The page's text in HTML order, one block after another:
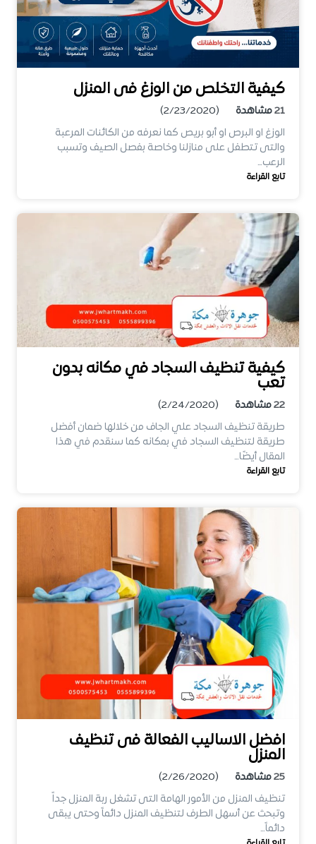
كيفية التخلص من الوزغ فى المنزل
21مشاهدة
(2/23/2020)
الوزغ او البرص او أبو بريص كما نعرفه من الكائنات المرعبة
والتى تتطفل على منازلنا وخاصة بفصل الصيف وتسبب
الرعب…
تابع القراءة
كيفية تنظيف السجاد في مكانه بدون
تعب
22مشاهدة
(2/24/2020)
طريقة تنظيف السجاد علي الجاف من خلالها ضمان أفضل
طريقة لتنظيف السجاد في بمكانه كما سنقدم في هذا
المقال أيضًا…
تابع القراءة
افضل الاساليب الفعالة فى تنظيف
المنزل
25مشاهدة
(2/26/2020)
تنظيف المنزل من الأمور الهامة التى تشغل ربة المنزل جداً
وتبحث عن أسهل الطرف لتنظيف المنزل دائماً وحتى يبقى
دائماً…